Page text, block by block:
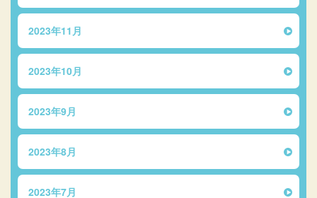
2023年11月
2023年10月
2023年9月
2023年8月
2023年7月